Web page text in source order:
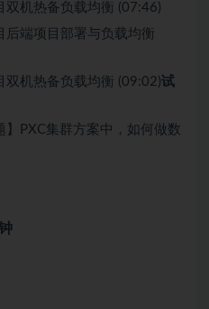
双机热备负载均衡 (07:46)
后端项目部署与负载均衡
双机热备负载均衡 (09:02)试
】PXC集群方案中，如何做数